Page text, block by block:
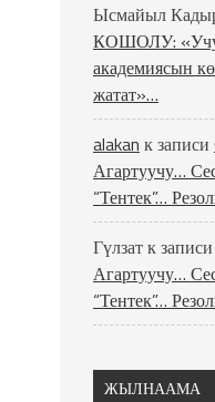
Ысмайыл
КОШОЛУ:
академиясын
жатат»…
alakan к записи
Агартуучу…
“Тентек”…
Гүлзатк записи
Агартуучу…
“Тентек”…
ЖЫЛНААМА